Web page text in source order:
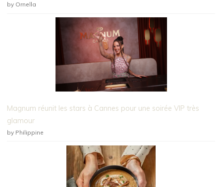
by Ornella
Magnum réunit les stars à Cannes pour une soirée VIP très
glamour
by Philippine